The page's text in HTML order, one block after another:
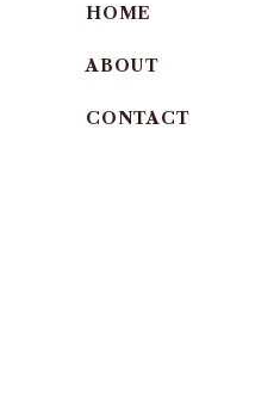
HOME
ABOUT
CONTACT